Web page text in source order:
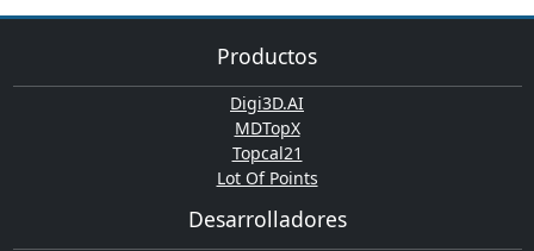
Productos
Digi3D.AI
MDTopX
Topcal21
Lot Of Points
Desarrolladores